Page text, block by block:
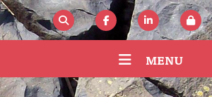
MENU